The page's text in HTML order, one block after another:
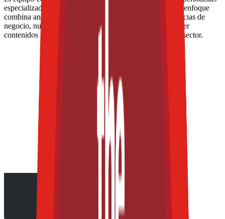
especializados en la industria de alimentos y bebidas. Su enfoque
combina análisis técnico, innovación tecnológica, tendencias de
negocio, nutrición, normatividad y packaging, para ofrecer
contenidos de alto valor dirigidos a los profesionales del sector.